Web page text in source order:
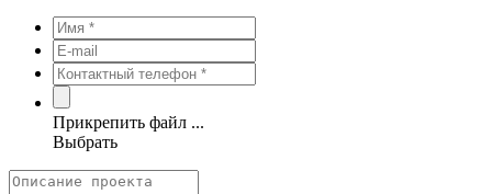
Прикрепить файл ...
Выбрать